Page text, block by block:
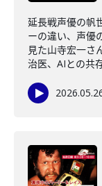
延長戦声優の帆
ーの違い、声優
見た山寺宏一さ
治医、AIとの共